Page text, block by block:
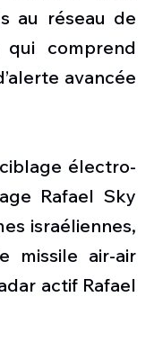
au réseau de
comprend
avancée
électro-
Rafael Sky
israéliennes,
missile air-air
actif Rafael